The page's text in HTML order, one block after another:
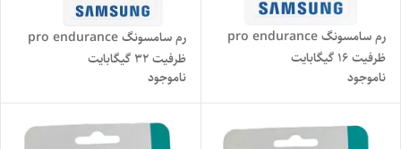
رم سامسونگ pro endurance
ظرفیت 16 گیگابایت
ناموجود
رم سامسونگ pro endurance
ظرفیت 32 گیگابایت
ناموجود